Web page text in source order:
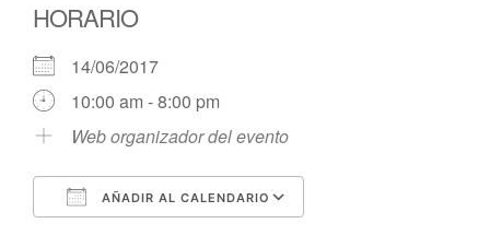
HORARIO
14/06/2017
10:00 am - 8:00 pm
Web organizador del evento
AÑADIR AL CALENDARIO